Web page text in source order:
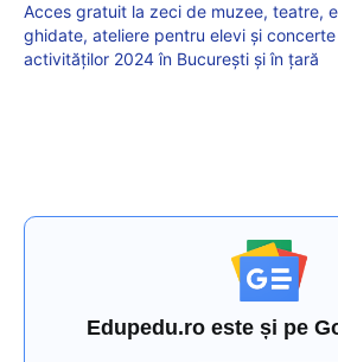
Acces gratuit la zeci de muzee, teatre,
ghidate, ateliere pentru elevi și
activităților 2024 în București și în țară
Edupedu.ro este și pe